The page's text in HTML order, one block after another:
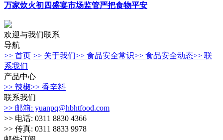
万家炊火初四盛宴市场监管严把食物平安
欢迎与我们联系
导航
>> 首页 >> 关于我们>> 食品安全常识>> 食品安全动态>> 联
系我们
产品中心
>> 辣椒>> 香辛料
联系我们
>> 邮箱: yuanpq@hbhtfood.com
>> 电话: 0311 8830 4366
>> 传真: 0311 8833 9978